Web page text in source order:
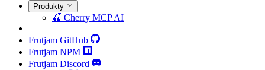
Produkty
🍒 Cherry MCPAI
Frutjam GitHub
Frutjam NPM
Frutjam Discord